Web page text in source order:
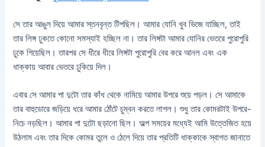
সে তার আঙুল দিয়ে আমার স্তনবৃন্ত টিপছিল। আমার যোনি খুব ভিজে যাচ্ছিল, তাই
তার লিঙ্গ ঢুকতে কোনো সমস্যাই হচ্ছিল না। তার লিঙ্গটা আমার যোনির ভেতরে পুরোপুরি
ঢুকে গিয়েছিল। তারপর সে ধীরে ধীরে লিঙ্গটা পুরোপুরি বের করে আনল এবং এক
ধাক্কায় আবার ভেতরে ঢুকিয়ে দিল।
এবার সে আমার পা দুটো তার কাঁধ থেকে নামিয়ে আমার উপরে শুয়ে পড়ল। সে আমাকে
তার বাহুডোরে জড়িয়ে ধরে আমার ঠোঁটে চুম্বন করতে লাগল। শুধু তার কোমরটাই উপরে-
নিচে নড়ছিল। আমার পা দুটো ছড়ানো ছিল। অল্প সময়ের মধ্যেই আমি উত্তেজিত হয়ে
উঠলাম এবং তার দিকে কোমর তুলে ও ঠেলে দিয়ে তার প্রতিটি ধাক্কাকে স্বাগত জানাতে